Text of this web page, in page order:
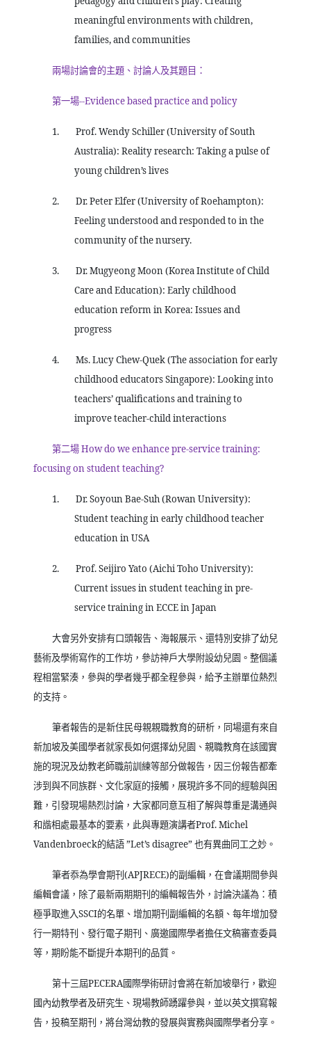
meaningful environments with children,
families, and communities
兩場討論會的主題、討論人及其題目：
第一場--Evidence based practice and policy
1.
Prof. Wendy Schiller (University of South
Australia): Reality research: Taking a pulse of
young children’s lives
2.
Dr. Peter Elfer (University of Roehampton):
Feeling understood and responded to in the
community of the nursery.
3.
Dr. Mugyeong Moon (Korea Institute of Child
Care and Education): Early childhood
education reform in Korea: Issues and
progress
4.
Ms. Lucy Chew-Quek (The association for early
childhood educators Singapore): Looking into
teachers’ qualifications and training to
improve teacher-child interactions
第二場How do we enhance pre-service training:
focusing on student teaching?
1.
Dr. Soyoun Bae-Suh (Rowan University):
Student teaching in early childhood teacher
education in USA
2.
Prof. Seijiro Yato (Aichi Toho University):
Current issues in student teaching in pre-
service training in ECCE in Japan
大會另外安排有口頭報告、海報展示、還特別安排了幼兒
藝術及學術寫作的工作坊，參訪神戶大學附設幼兒園。整個議
程相當緊湊，參與的學者幾乎都全程參與，給予主辦單位熱烈
的支持。
筆者報告的是新住民母親親職教育的研析，同場還有來自
新加坡及美國學者就家長如何選擇幼兒園、親職教育在該國實
施的現況及幼教老師職前訓練等部分做報告，因三份報告都牽
涉到與不同族群、文化家庭的接觸，展現許多不同的經驗與困
難，引發現場熱烈討論，大家都同意互相了解與尊重是溝通與
和諧相處最基本的要素，此與專題演講者Prof. Michel
Vandenbroeck的結語”Let’s disagree”也有異曲同工之妙。
筆者忝為學會期刊(APJRECE)的副編輯，在會議期間參與
編輯會議，除了最新兩期期刊的編輯報告外，討論決議為：積
極爭取進入SSCI的名單、增加期刊副編輯的名額、每年增加發
行一期特刊、發行電子期刊、廣邀國際學者擔任文稿審查委員
等，期盼能不斷提升本期刊的品質。
第十三屆PECERA國際學術研討會將在新加坡舉行，歡迎
國內幼教學者及研究生、現場教師踴躍參與，並以英文撰寫報
告，投稿至期刊，將台灣幼教的發展與實務與國際學者分享。